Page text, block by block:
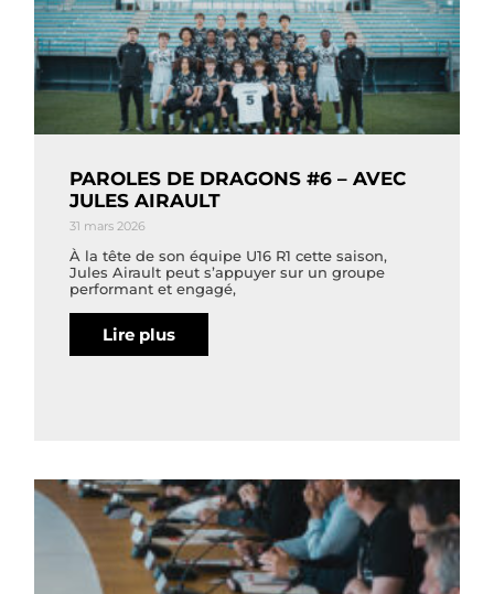
PAROLES DE DRAGONS #6 – AVEC
JULES AIRAULT
31 mars 2026
À la tête de son équipe U16 R1 cette saison,
Jules Airault peut s’appuyer sur un groupe
performant et engagé,
Lire plus